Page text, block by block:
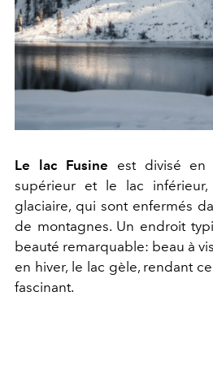
Le lac Fusine est divisé en
supérieur et le lac
glaciaire, qui sont enfermés
de montagnes. Un endroit
beauté remarquable: beau à
en hiver, le lac gèle, rendant
fascinant.